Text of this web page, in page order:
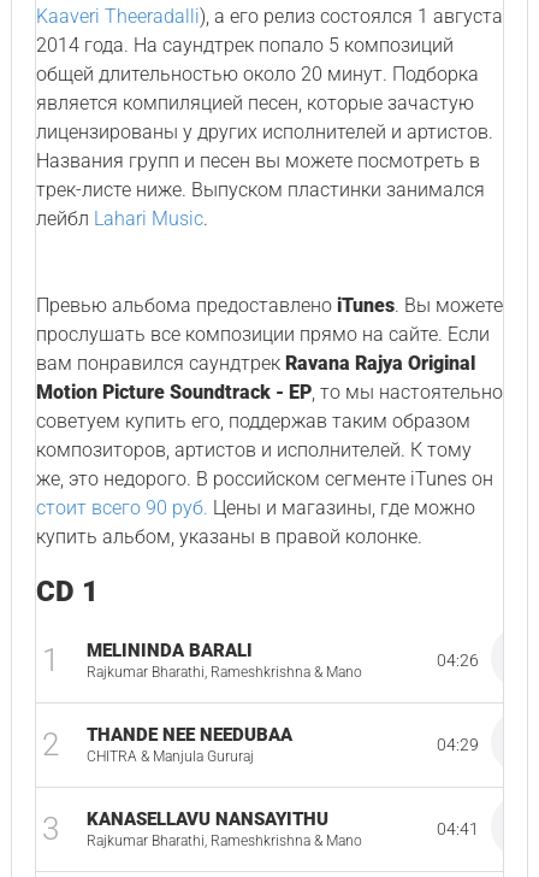
Kaaveri Theeradalli), а его релиз состоялся 1 августа
2014 года. На саундтрек попало 5 композиций
общей длительностью около 20 минут. Подборка
является компиляцией песен, которые зачастую
лицензированы у других исполнителей и артистов.
Названия групп и песен вы можете посмотреть в
трек-листе ниже. Выпуском пластинки занимался
лейбл Lahari Music.
Превью альбома предоставлено iTunes. Вы можете
прослушать все композиции прямо на сайте. Если
вам понравился саундтрек Ravana Rajya Original
Motion Picture Soundtrack - EP, то мы настоятельно
советуем купить его, поддержав таким образом
композиторов, артистов и исполнителей. К тому
же, это недорого. В российском сегменте iTunes он
стоит всего 90 руб. Цены и магазины, где можно
купить альбом, указаны в правой колонке.
CD 1
1 MELININDA BARALI
Rajkumar Bharathi, Rameshkrishna & Mano
04:26
2 THANDE NEE NEEDUBAA
CHITRA & Manjula Gururaj
04:29
3 KANASELLAVU NANSAYITHU
Rajkumar Bharathi, Rameshkrishna & Mano
04:41